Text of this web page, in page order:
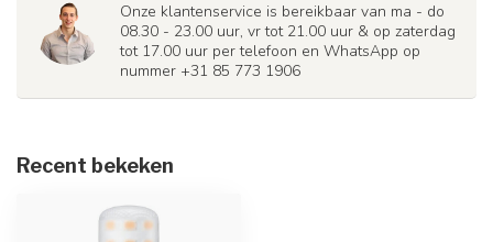
Onze klantenservice is bereikbaar van ma - do
08.30 - 23.00 uur, vr tot 21.00 uur & op zaterdag
tot 17.00 uur per telefoon en WhatsApp op
nummer +31 85 773 1906
Recent bekeken